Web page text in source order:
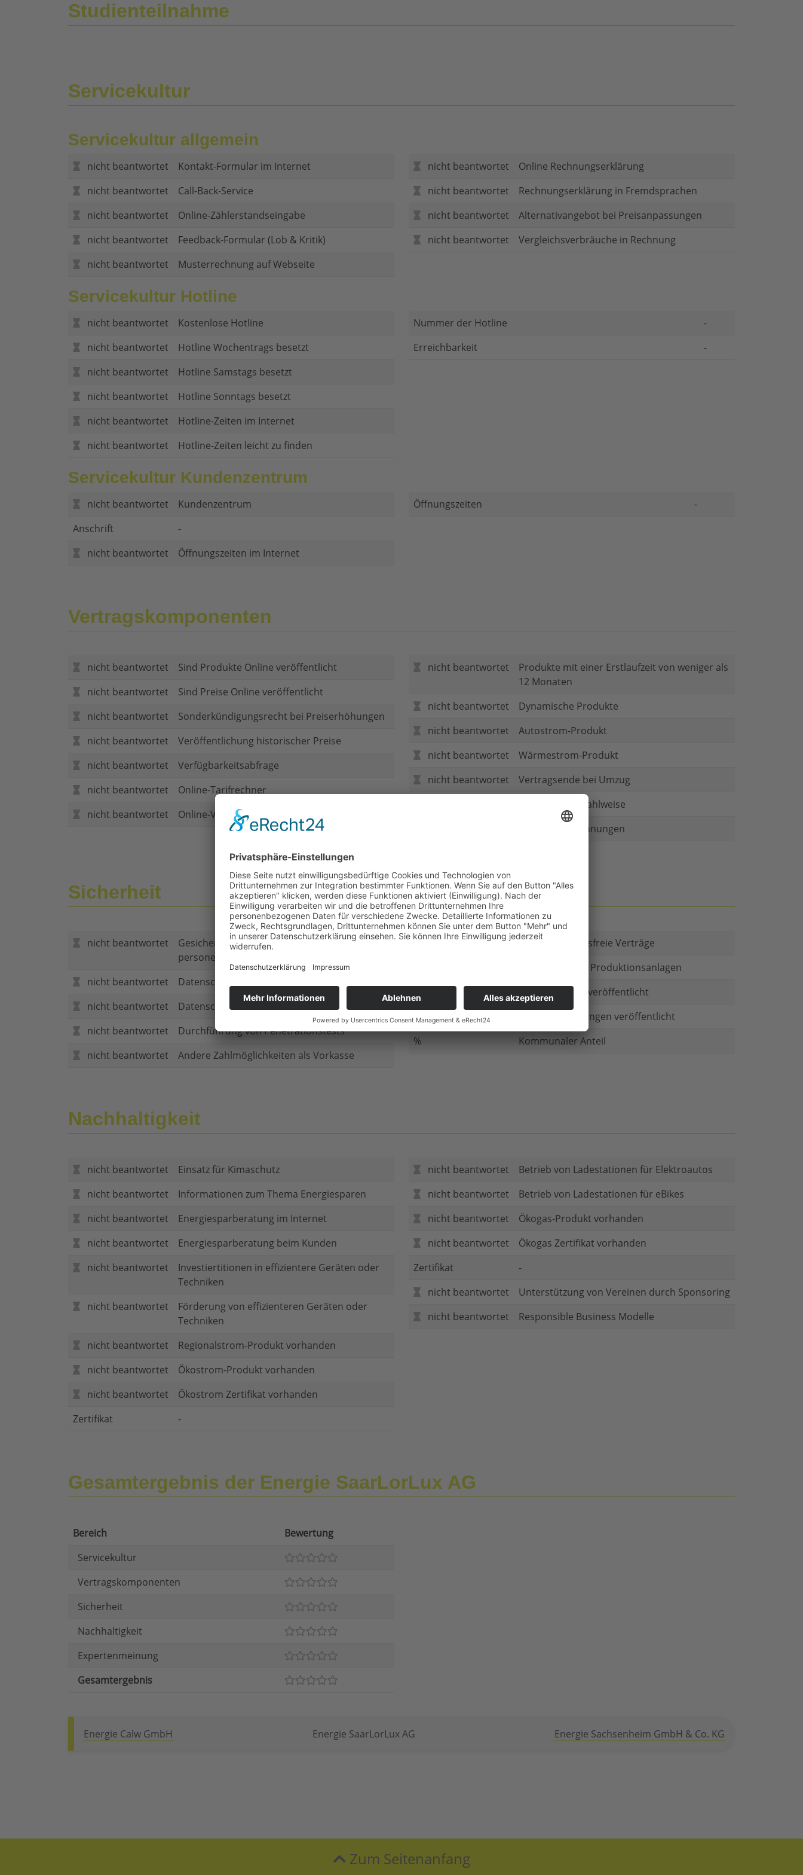
Studienteilnahme
Servicekultur
Servicekultur allgemein
nicht beantwortet
Kontakt-Formular im Internet
nicht beantwortet
Call-Back-Service
nicht beantwortet
Online-Zählerstandseingabe
nicht beantwortet
Feedback-Formular (Lob & Kritik)
nicht beantwortet
Musterrechnung auf Webseite
nicht beantwortet
Online Rechnungserklärung
nicht beantwortet
Rechnungserklärung in Fremdsprachen
nicht beantwortet
Alternativangebot bei Preisanpassungen
nicht beantwortet
Vergleichsverbräuche in Rechnung
Servicekultur Hotline
nicht beantwortet
Kostenlose Hotline
nicht beantwortet
Hotline Wochentrags besetzt
nicht beantwortet
Hotline Samstags besetzt
nicht beantwortet
Hotline Sonntags besetzt
nicht beantwortet
Hotline-Zeiten im Internet
nicht beantwortet
Hotline-Zeiten leicht zu finden
Nummer der Hotline
-
Erreichbarkeit
-
Servicekultur Kundenzentrum
nicht beantwortet
Kundenzentrum
Anschrift
-
nicht beantwortet
Öffnungszeiten im Internet
Öffnungszeiten -
Vertragskomponenten
nicht beantwortet
Sind Produkte Online veröffentlicht
nicht beantwortet
Sind Preise Online veröffentlicht
nicht beantwortet
Sonderkündigungsrecht bei Preiserhöhungen
nicht beantwortet
Veröffentlichung historischer Preise
nicht beantwortet
Verfügbarkeitsabfrage
nicht beantwortet
Online-Tarifrechner
nicht beantwortet
Online-Vertragsabschluss
nicht beantwortet
Produkte mit einer Erstlaufzeit von weniger als
12 Monaten
nicht beantwortet
Dynamische Produkte
nicht beantwortet
Autostrom-Produkt
nicht beantwortet
Wärmestrom-Produkt
nicht beantwortet
Vertragsende bei Umzug
Mehr als eine Zahlweise
Gedruckte Rechnungen
Sicherheit
nicht beantwortet
Gesicherte Verbindung bei
personenbezogenen Daten
nicht beantwortet
Datenschutzerklärung
nicht beantwortet
Datenschutzerklärung im Internet
nicht beantwortet
Durchführung von Penetrationstests
nicht beantwortet
Andere Zahlmöglichkeiten als Vorkasse
nicht beantwortet
Gibt es Kautionsfreie Verträge
Investitionen in Produktionsanlagen
nicht beantwortet
Geschäftsform veröffentlicht
nicht beantwortet
Firmenbeteiligungen veröffentlicht
%
Kommunaler Anteil
Nachhaltigkeit
nicht beantwortet
Einsatz für Kimaschutz
nicht beantwortet
Informationen zum Thema Energiesparen
nicht beantwortet
Energiesparberatung im Internet
nicht beantwortet
Energiesparberatung beim Kunden
nicht beantwortet
Investiertitionen in effizientere Geräten oder
Techniken
nicht beantwortet
Förderung von effizienteren Geräten oder
Techniken
nicht beantwortet
Regionalstrom-Produkt vorhanden
nicht beantwortet
Ökostrom-Produkt vorhanden
nicht beantwortet
Ökostrom Zertifikat vorhanden
Zertifikat
-
nicht beantwortet
Betrieb von Ladestationen für Elektroautos
nicht beantwortet
Betrieb von Ladestationen für eBikes
nicht beantwortet
Ökogas-Produkt vorhanden
nicht beantwortet
Ökogas Zertifikat vorhanden
Zertifikat
-
nicht beantwortet
Unterstützung von Vereinen durch Sponsoring
nicht beantwortet
Responsible Business Modelle
Gesamtergebnis der Energie SaarLorLux AG
Bereich
Bewertung
Servicekultur
Vertragskomponenten
Sicherheit
Nachhaltigkeit
Expertenmeinung
Gesamtergebnis
Energie Calw GmbH Energie SaarLorLux AG Energie Sachsenheim GmbH & Co. KG
Zum Seitenanfang